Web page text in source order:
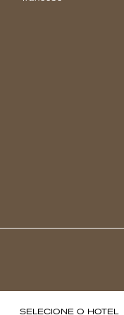
SELECIONE O HOTEL